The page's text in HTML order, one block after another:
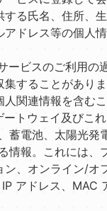
する氏名、住所、
ドレス等の個人
ビスのご利用の
することがあり
関連情報を含むこ
ウェイ及びこれ
蓄電池、太陽光発
情報。これには、
ン、オンライン/オ
アドレス、MAC